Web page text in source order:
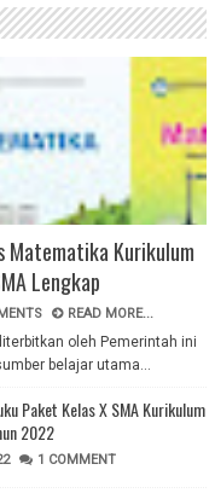
Matematika Kurikulum
Lengkap
READ MORE...
oleh Pemerintah ini
belajar utama...
Paket Kelas X SMA Kurikulum
2022
1 COMMENT